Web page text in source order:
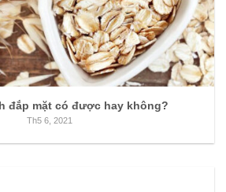
đắp mặt có được hay không?
Th5 6, 2021